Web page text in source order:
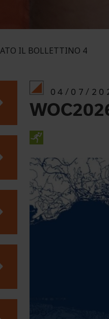
IL BOLLETTINO 4
04/07/